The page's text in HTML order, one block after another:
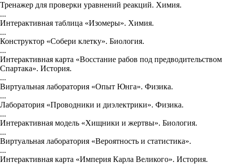
Тренажер для проверки уравнений реакций. Химия.
...
Интерактивная таблица «Изомеры». Химия.
...
Конструктор «Собери клетку». Биология.
...
Интерактивная карта «Восстание рабов под предводительством
Спартака». История.
...
Виртуальная лаборатория «Опыт Юнга». Физика.
...
Лаборатория «Проводники и диэлектрики». Физика.
...
Интерактивная модель «Хищники и жертвы». Биология.
...
Виртуальная лаборатория «Вероятность и статистика».
...
Интерактивная карта «Империя Карла Великого». История.